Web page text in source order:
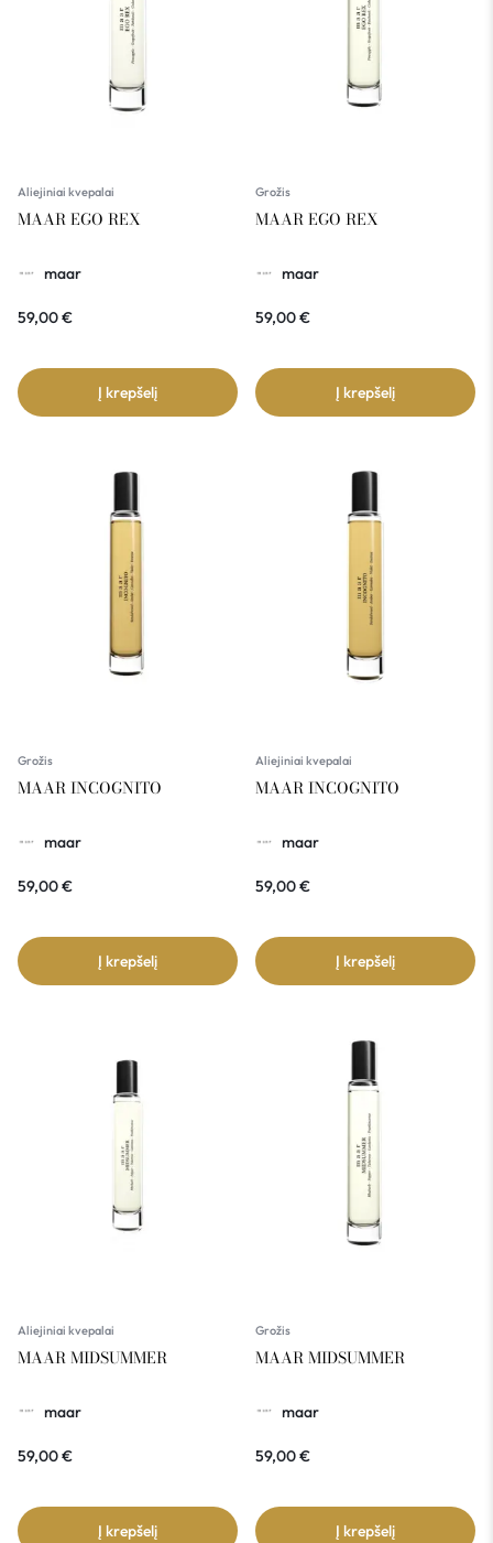
Aliejiniai kvepalai
MAAR EGO REX
maar
59,00€
Į krepšelį
Grožis
MAAR EGO REX
maar
59,00€
Į krepšelį
Grožis
MAAR INCOGNITO
maar
59,00€
Į krepšelį
Aliejiniai kvepalai
MAAR INCOGNITO
maar
59,00€
Į krepšelį
Aliejiniai kvepalai
MAAR MIDSUMMER
maar
59,00€
Į krepšelį
Grožis
MAAR MIDSUMMER
maar
59,00€
Į krepšelį